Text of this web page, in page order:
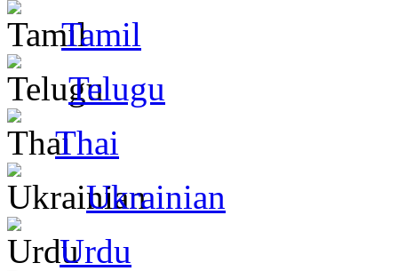
Tamil
Telugu
Thai
Ukrainian
Urdu